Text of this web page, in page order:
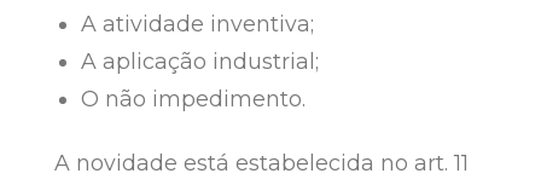
A atividade inventiva;
A aplicação industrial;
O não impedimento.
A novidade está estabelecida no art. 11